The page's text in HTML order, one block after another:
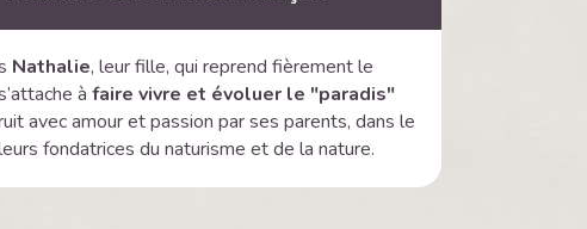
Nathalie, leur fille, qui reprend fièrement le
à faire vivre et évoluer le "paradis"
avec amour et passion par ses parents, dans le
fondatrices du naturisme et de la nature.